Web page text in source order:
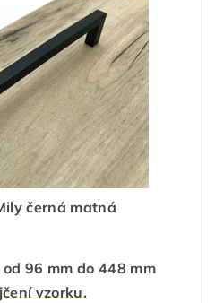
černá matná
96 mm do 448 mm
vzorku.